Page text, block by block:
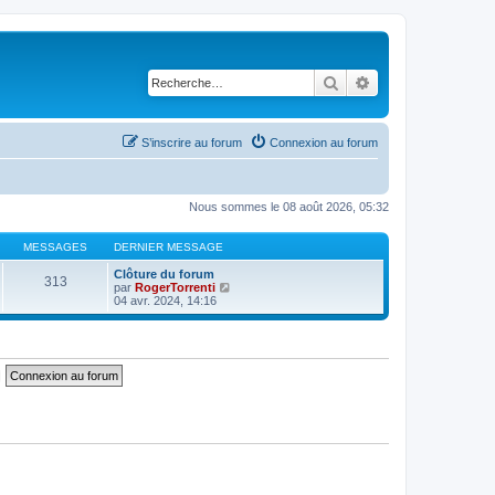
Rechercher
Connexion au forum
S’inscrire au forum
Nous sommes le 08 août 2026, 05:32
MESSAGES DERNIER MESSAGE
313
Clôture du forum
par RogerTorrenti
i
r
04 avr. 2024, 14:16